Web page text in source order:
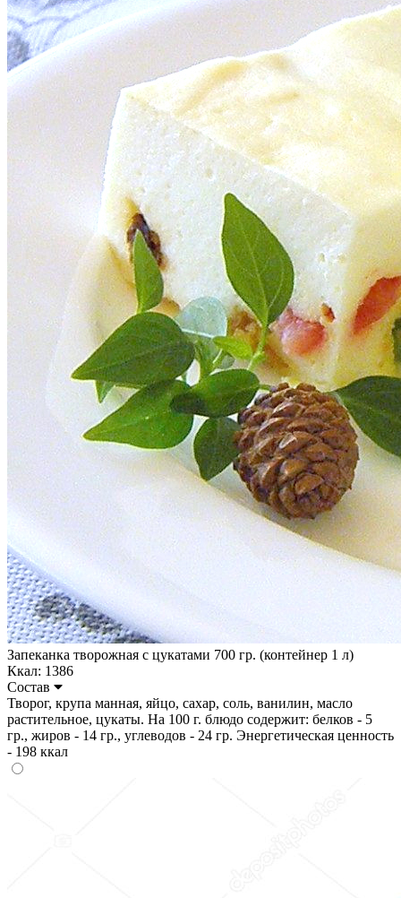
Запеканка творожная с цукатами 700 гр. (контейнер 1 л)
Ккал: 1386
Состав
Творог, крупа манная, яйцо, сахар, соль, ванилин, масло
растительное, цукаты. На 100 г. блюдо содержит: белков - 5
гр., жиров - 14 гр., углеводов - 24 гр. Энергетическая ценность
- 198 ккал